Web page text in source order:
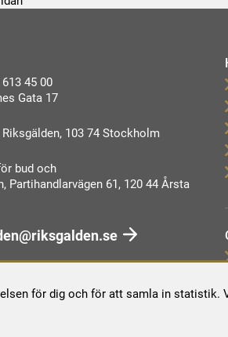
för dig och för att samla in statistik.
45 00
Gata 17
103 74 Stockholm
bud och
Partihandlarvägen 61, 120 44 Årsta